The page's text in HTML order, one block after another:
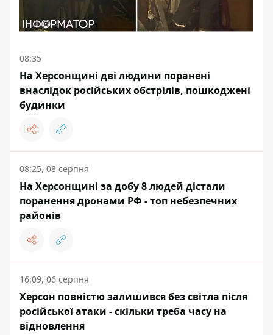
08:35
На Херсонщині дві людини поранені
внаслідок російських обстрілів, пошкоджені
будинки
08:25, 08 серпня
На Херсонщині за добу 8 людей дістали
поранення дронами РФ - топ небезпечних
районів
16:09, 06 серпня
Херсон повністю залишився без світла після
російської атаки - скільки треба часу на
відновлення